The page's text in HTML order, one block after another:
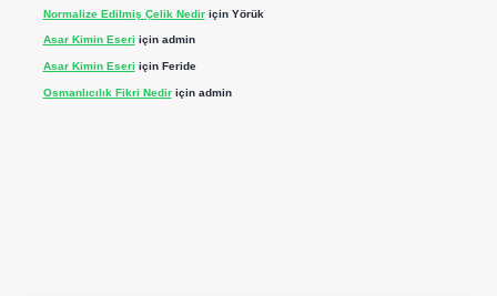
Normalize Edilmiş Çelik Nediriçin Yörük
Asar Kimin Eseri için admin
Asar Kimin Eseri için Feride
Osmanlıcılık Fikri Nediriçin admin